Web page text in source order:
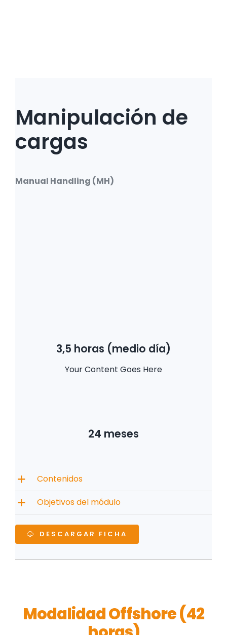
Manipulación de
cargas
Manual Handling (MH)
3,5 horas (medio día)
Your Content Goes Here
24 meses
Contenidos
Objetivos del módulo
DESCARGAR FICHA
Modalidad Offshore (42